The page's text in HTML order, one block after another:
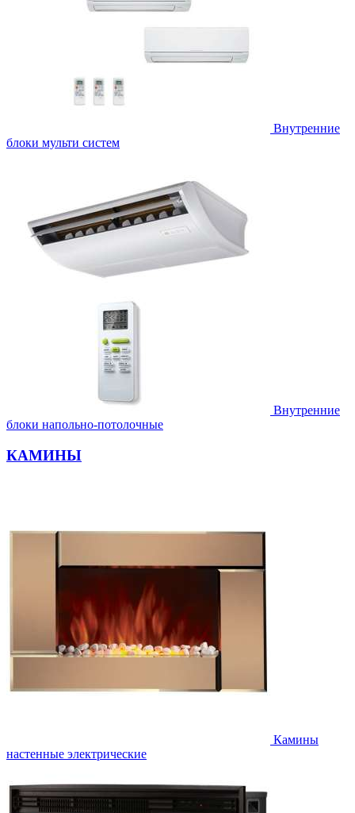
Внутренние
блоки мульти систем
Внутренние
блоки напольно-потолочные
КАМИНЫ
Камины
настенные электрические